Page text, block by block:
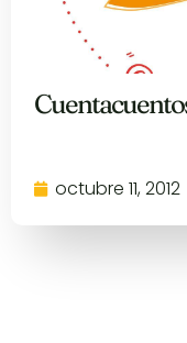
octubre 11, 2012